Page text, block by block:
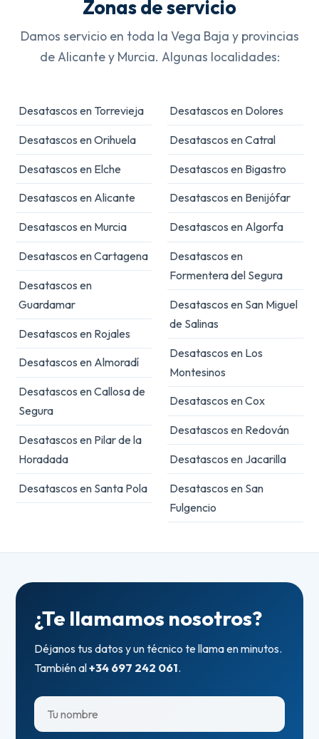
Zonas de servicio
Damos servicio en toda la Vega Baja y provincias
de Alicante y Murcia. Algunas localidades:
Desatascos en Torrevieja
Desatascos en Orihuela
Desatascos en Elche
Desatascos en Alicante
Desatascos en Murcia
Desatascos en Cartagena
Desatascos en
Guardamar
Desatascos en Rojales
Desatascos en Almoradí
Desatascos en Callosa de
Segura
Desatascos en Pilar de la
Horadada
Desatascos en Santa Pola
Desatascos en Dolores
Desatascos en Catral
Desatascos en Bigastro
Desatascos en Benijófar
Desatascos en Algorfa
Desatascos en
Formentera del Segura
Desatascos en San Miguel
de Salinas
Desatascos en Los
Montesinos
Desatascos en Cox
Desatascos en Redován
Desatascos en Jacarilla
Desatascos en San
Fulgencio
¿Te llamamos nosotros?
Déjanos tus datos y un técnico te llama en minutos.
También al+34 697 242 061.